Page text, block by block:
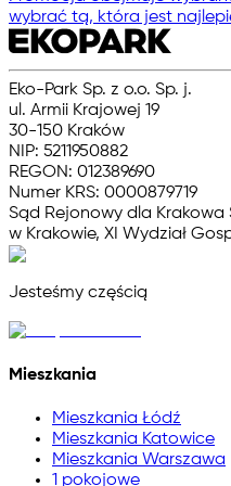
wybrać tą, która jest
Eko-Park Sp. z o.o. Sp. j.
ul. Armii Krajowej 19
30-150 Kraków
NIP: 5211950882
REGON: 012389690
Numer KRS: 0000879719
Sąd Rejonowy dla Krakowa
w Krakowie, XI Wydział
Jesteśmy częścią
Mieszkania
Mieszkania Łódź
Mieszkania Katowice
Mieszkania Warszawa
1 pokojowe